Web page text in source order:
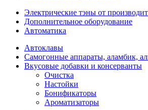
Электрические тэны от
Дополнительное оборудование
Автоматика
Автоклавы
Самогонные аппараты, аламбик,
Вкусовые добавки и консерванты
Очистка
Настойки
Бонификаторы
Ароматизаторы